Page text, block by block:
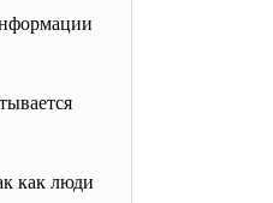
как люди